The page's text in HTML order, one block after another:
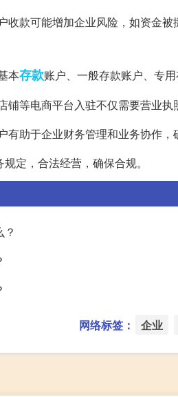
收款可能增加企业风险，如资金
本存款账户、一般存款账户、专
等电商平台入驻不仅需要营业执
助于企业财务管理和业务协作，
定，合法经营，确保合规。
网络标签： 企业